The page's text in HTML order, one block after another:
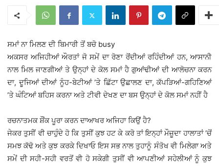
ਸਮਾਂ ਨਾ ਮਿਲਣ ਦੀ ਬਿਮਾਰੀ ਤੋਂ ਬਚੋ busy
ਅਕਸਰ ਅਜਿਹੀਆਂ ਔਰਤਾਂ ਜੋ ਸਮੇਂ ਦਾ ਰੋਣਾ ਰੋਂਦੀਆਂ ਰਹਿੰਦੀਆਂ ਹਨ, ਆਸਾਨੀ
ਨਾਲ ਮਿਲ ਜਾਣਗੀਆਂ ਤੇ ਉਨ੍ਹਾਂ ਦੇ ਕੋਲ ਸਮਾਂ ਹੈ ਗੁਆਂਢੀਆਂ ਦੀ ਆਲੋਚਨਾ ਕਰਨ
ਦਾ, ਦੂਜਿਆਂ ਦੀਆਂ ਨੂੰਹ-ਬੇਟੀਆਂ ’ਤੇ ਛਿੱਟਾ ਉਛਾਲਣ ਦਾ, ਕੱਪੜਿਆਂ-ਗਹਿਣਿਆਂ
’ਤੇ ਘੰਟਿਆਂ ਬਹਿਸ ਕਰਨਾ ਅਤੇ ਟੀਵੀ ਦੇਖਣ ਦਾ ਬਸ ਉਨ੍ਹਾਂ ਦੇ ਕੋਲ ਸਮਾਂ ਨਹੀਂ ਹੈ
ਰਚਨਾਤਮਕ ਸ਼ੌਂਕ ਪੂਰਾ ਕਰਨ ਦਾਆਖਰ ਅਜਿਹਾ ਕਿਉਂ ਹੈ?
ਜੇਕਰ ਤੁਸੀਂ ਵੀ ਚਾਹੁੰਦੇ ਹੋ ਕਿ ਤੁਸੀਂ ਕੁਝ ਹਟ ਕੇ ਕਰੋ ਤਾਂ ਇਨ੍ਹਾਂ ਮੌਜ਼ੂਦਾ ਹਾਲਾਤਾਂ ’ਚੋਂ
ਸਮਝ ਕੱਢੋ ਅਤੇ ਕੁਝ ਕਰਕੇ ਦਿਖਾਓ ਇਸ ਸਭ ਨਾਲ ਤੁਹਾਨੂੰ ਸੰਤੋਖ ਵੀ ਮਿਲੇਗਾ ਅਤੇ
ਸਮੇਂ ਦੀ ਸਹੀ-ਸਹੀ ਵਰਤੋਂ ਵੀ ਹੋ ਸਕੇਗੀ ਤੁਸੀਂ ਵੀ ਆਪਣੀਆਂ ਸਹੇਲੀਆਂ ਨੂੰ ਕੁਝ